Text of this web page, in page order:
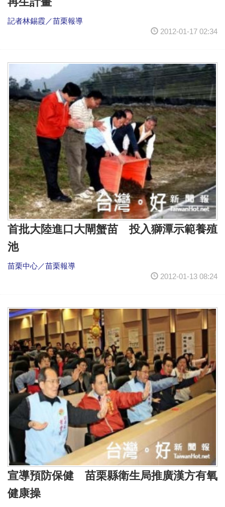
記者林錫霞／苗栗報導
2012-01-17 02:34
首批大陸進口大閘蟹苗 投入獅潭示範養殖
池
苗栗中心／苗栗報導
2012-01-13 08:24
宣導預防保健 苗栗縣衛生局推廣漢方有氧
健康操